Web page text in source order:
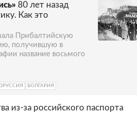
80 лет назад
Как это
Прибалтийскую
получившую в
название восьмого
БОЛГАРИЯ
из-за российского паспорта